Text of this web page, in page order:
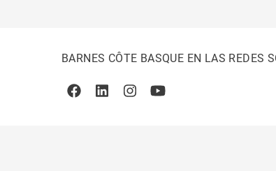
BARNES CÔTE BASQUE EN LAS REDES
FacebookLinkedinInstagramYoutube